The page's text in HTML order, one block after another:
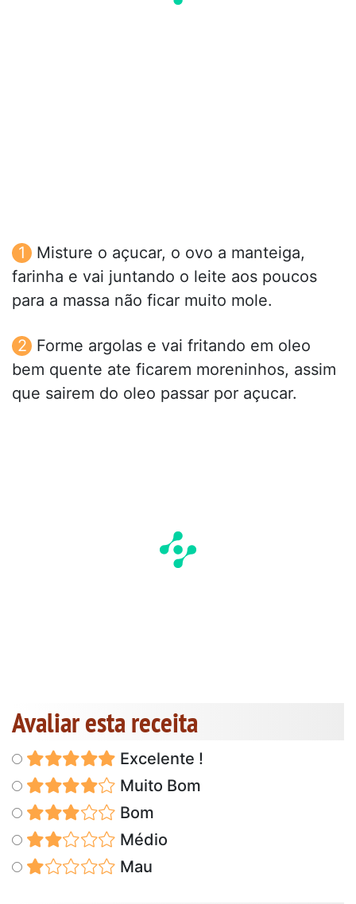
Misture o açucar, o ovo a manteiga,
farinha e vai juntando o leite aos poucos
para a massa não ficar muito mole.
Forme argolas e vai fritando em oleo
bem quente ate ficarem moreninhos, assim
que sairem do oleo passar por açucar.
Avaliar esta receita
Excelente !
Muito Bom
Bom
Médio
Mau